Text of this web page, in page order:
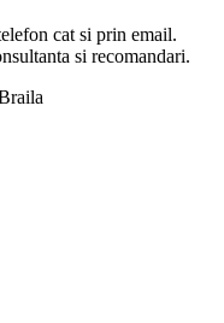
cat si prin email.
si recomandari.